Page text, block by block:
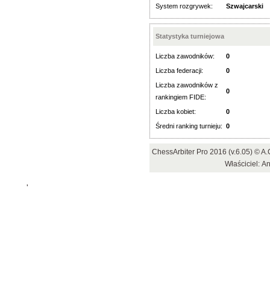
System rozgrywek:
Szwajcarski
Statystyka turniejowa
Liczba zawodników:
0
Liczba federacji:
0
Liczba zawodników z
rankingiem FIDE:
0
Liczba kobiet:
0
Średni ranking turnieju: 0
ChessArbiter Pro 2016 (v.6.05) ©
Właściciel:
'